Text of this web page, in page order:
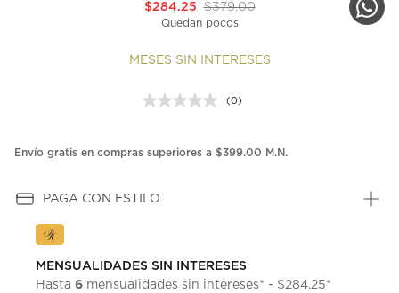
$379.00
$284.25
Quedan pocos
MESES SIN INTERESES
Sin
en
(0)
Envío gratis en compras superiores a $399.00 M.N.
PAGA CON ESTILO
MENSUALIDADES SIN INTERESES
Hasta 6 mensualidades sin intereses* - $284.25*